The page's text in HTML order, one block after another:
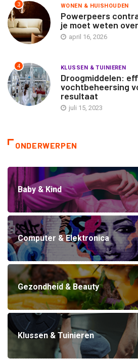
3 WONEN & HUISHOUDEN
Powerpeers
je moet weten
april 16, 2026
4 KLUSSEN & TUINIEREN
Droogmiddelen:
vochtbeheersing
resultaat
juli 15, 2023
ONDERWERPEN
Baby & Kind
Computer & Elektronica
Gezondheid & Beauty
Klussen & Tuinieren